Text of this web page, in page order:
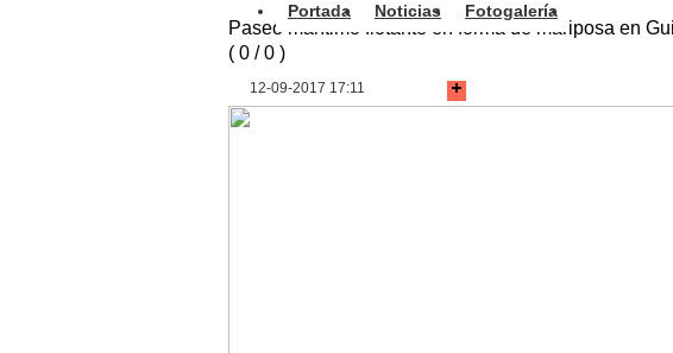
Portada Noticias Fotogalería
Paseo marítimo flotante en forma de mariposa en
( 0 /0 )
12-09-2017 17:11